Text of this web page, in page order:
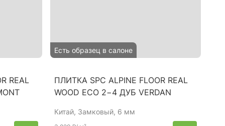
REAL
Есть образец в салоне
ПЛИТКА SPC ALPINE FLOOR REAL
WOOD ECO 2−4 ДУБ VERDAN
Китай, Замковый, 6 мм